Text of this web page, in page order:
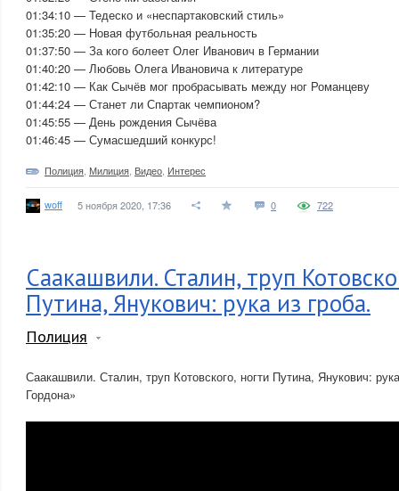
01:34:10 — Тедеско и «неспартаковский стиль»
01:35:20 — Новая футбольная реальность
01:37:50 — За кого болеет Олег Иванович в Германии
01:40:20 — Любовь Олега Ивановича к литературе
01:42:10 — Как Сычёв мог пробрасывать между ног Романцеву
01:44:24 — Станет ли Спартак чемпионом?
01:45:55 — День рождения Сычёва
01:46:45 — Сумасшедший конкурс!
Полиция Милиция Видео Интерес
woff 5 ноября 2020, 17:36 0 722
Саакашвили. Сталин, труп
Путина, Янукович: рука из гроба.
Полиция
Саакашвили. Сталин, труп Котовского, ногти Путина, Янукович:
Гордона»